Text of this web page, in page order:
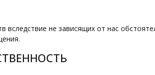
не зависящих от нас